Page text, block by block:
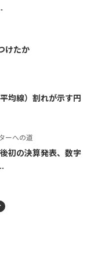
けたか
均線）割れが示す円
ーへの道
初の決算発表、数字